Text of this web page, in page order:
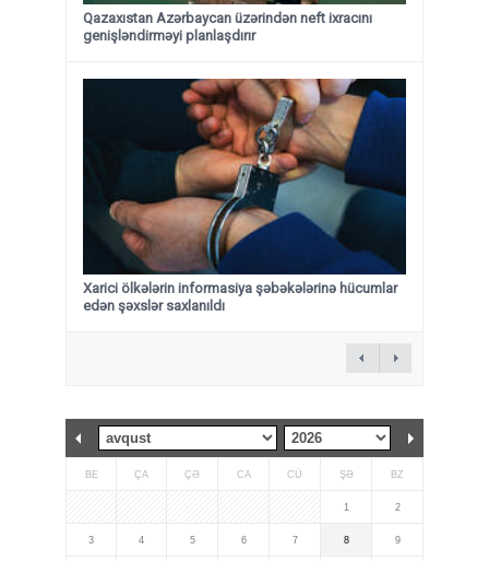
Qazaxıstan Azərbaycan üzərindən neft ixracını
genişləndirməyi planlaşdırır
Xarici ölkələrin informasiya şəbəkələrinə hücumlar
edən şəxslər saxlanıldı
BE ÇA ÇƏ CA CÜ ŞƏ BZ
1 2
3 4 5 6 7 8 9